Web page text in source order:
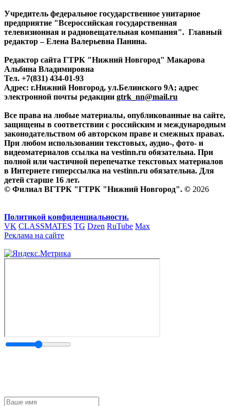
Учредитель федеральное государственное унитарное
предприятие "Всероссийская государственная
телевизионная и радиовещательная компания". Главный
редактор – Елена Валерьевна Панина.
Редактор сайта ГТРК "Нижний Новгород" Макарова
Альбина Владимировна
Тел. +7(831) 434-01-93
Адрес: г.Нижний Новгород, ул.Белинского 9А; адрес
электронной почты редакции gtrk_nn@mail.ru
Все права на любые материалы, опубликованные на сайте,
защищены в соответствии с российским и международным
законодательством об авторском праве и смежных правах.
При любом использовании текстовых, аудио-, фото- и
видеоматериалов ссылка на vestinn.ru обязательна. При
полной или частичной перепечатке текстовых материалов
в Интернете гиперссылка на vestinn.ru обязательна. Для
детей старше 16 лет.
© Филиал ВГТРК "ГТРК "Нижний Новгород". © 2026
Политикой конфиденциальности.
VK CLASSMATES TG Dzen RuTube Max
Реклама на сайте